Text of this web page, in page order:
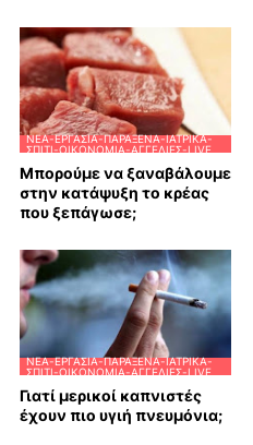
ΝΈΑ-ΕΡΓΑΣΊΑ-ΠΑΡΆΞΕΝΑ-ΙΑΤΡΙΚΆ-
ΣΠΊΤΙ-ΟΙΚΟΝΟΜΊΑ-ΑΓΓΕΛΊΕΣ-LIVE
Μπορούμε να ξαναβάλουμε
στην κατάψυξη το κρέας
που ξεπάγωσε;
ΝΈΑ-ΕΡΓΑΣΊΑ-ΠΑΡΆΞΕΝΑ-ΙΑΤΡΙΚΆ-
ΣΠΊΤΙ-ΟΙΚΟΝΟΜΊΑ-ΑΓΓΕΛΊΕΣ-LIVE
Γιατί μερικοί καπνιστές
έχουν πιο υγιή πνευμόνια;